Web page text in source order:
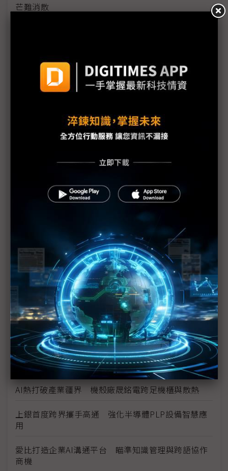
芒難消散
機器人競賽轉向平台戰 台廠搶攻具身智慧運算商機
雲端算力外溢地端 IPC卡位邊緣AI與實體AI應用
評析：從電子書翻頁跨入AI與智慧移動 COMPUTEX
揭示電子紙下個十年
上最長、體感綿延3週的COMPUTEX幕後採訪紀實
中小企AI普及率僅11.9% 政府盼母雞帶小雞加速落
AI時代「能源供應」與「負載穩定」缺一不可 台達
Marvell押注矽光子 AI資料中心互連迎十年重構
數位分身卡位AI工廠 達梭、雲達攜NVIDIA搶攻工業
（獨家）晶片產能滿手、銅牆終將倒下？ Marvell
營運長談AI光學互連的下一步
（獨家）NVIDIA AI伺服器架構散熱趨彈性 兩片式均
熱片朝「可拆卸」方向設計
AI熱打破產業疆界 機殼廠晟銘電跨足機櫃與散熱
上銀首度跨界攜手高通 強化半導體PLP設備智慧應
用
愛比打造企業AI溝通平台 瞄準知識管理與跨語協作
商機